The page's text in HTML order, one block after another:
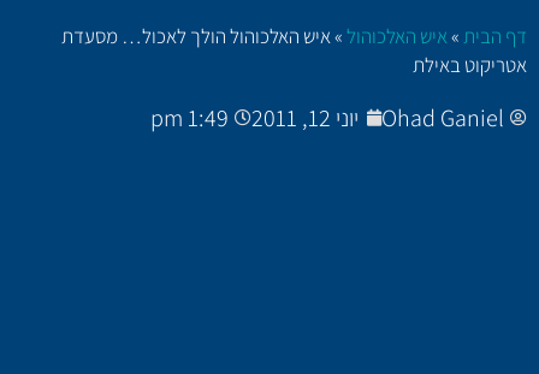
דף הבית»איש האלכוהול»איש האלכוהול הולך לאכול… מסעדת
אטריקוט באילת
Ohad Ganiel יוני 12, 2011 1:49 pm